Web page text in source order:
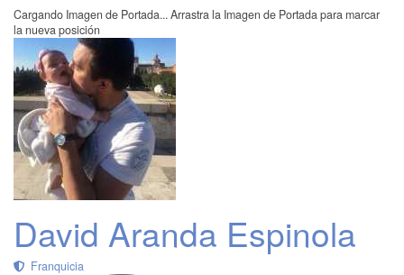
Cargando Imagen de Portada... Arrastra la Imagen de Portada para marcar
la nueva posición
David Aranda Espinola
Franquicia